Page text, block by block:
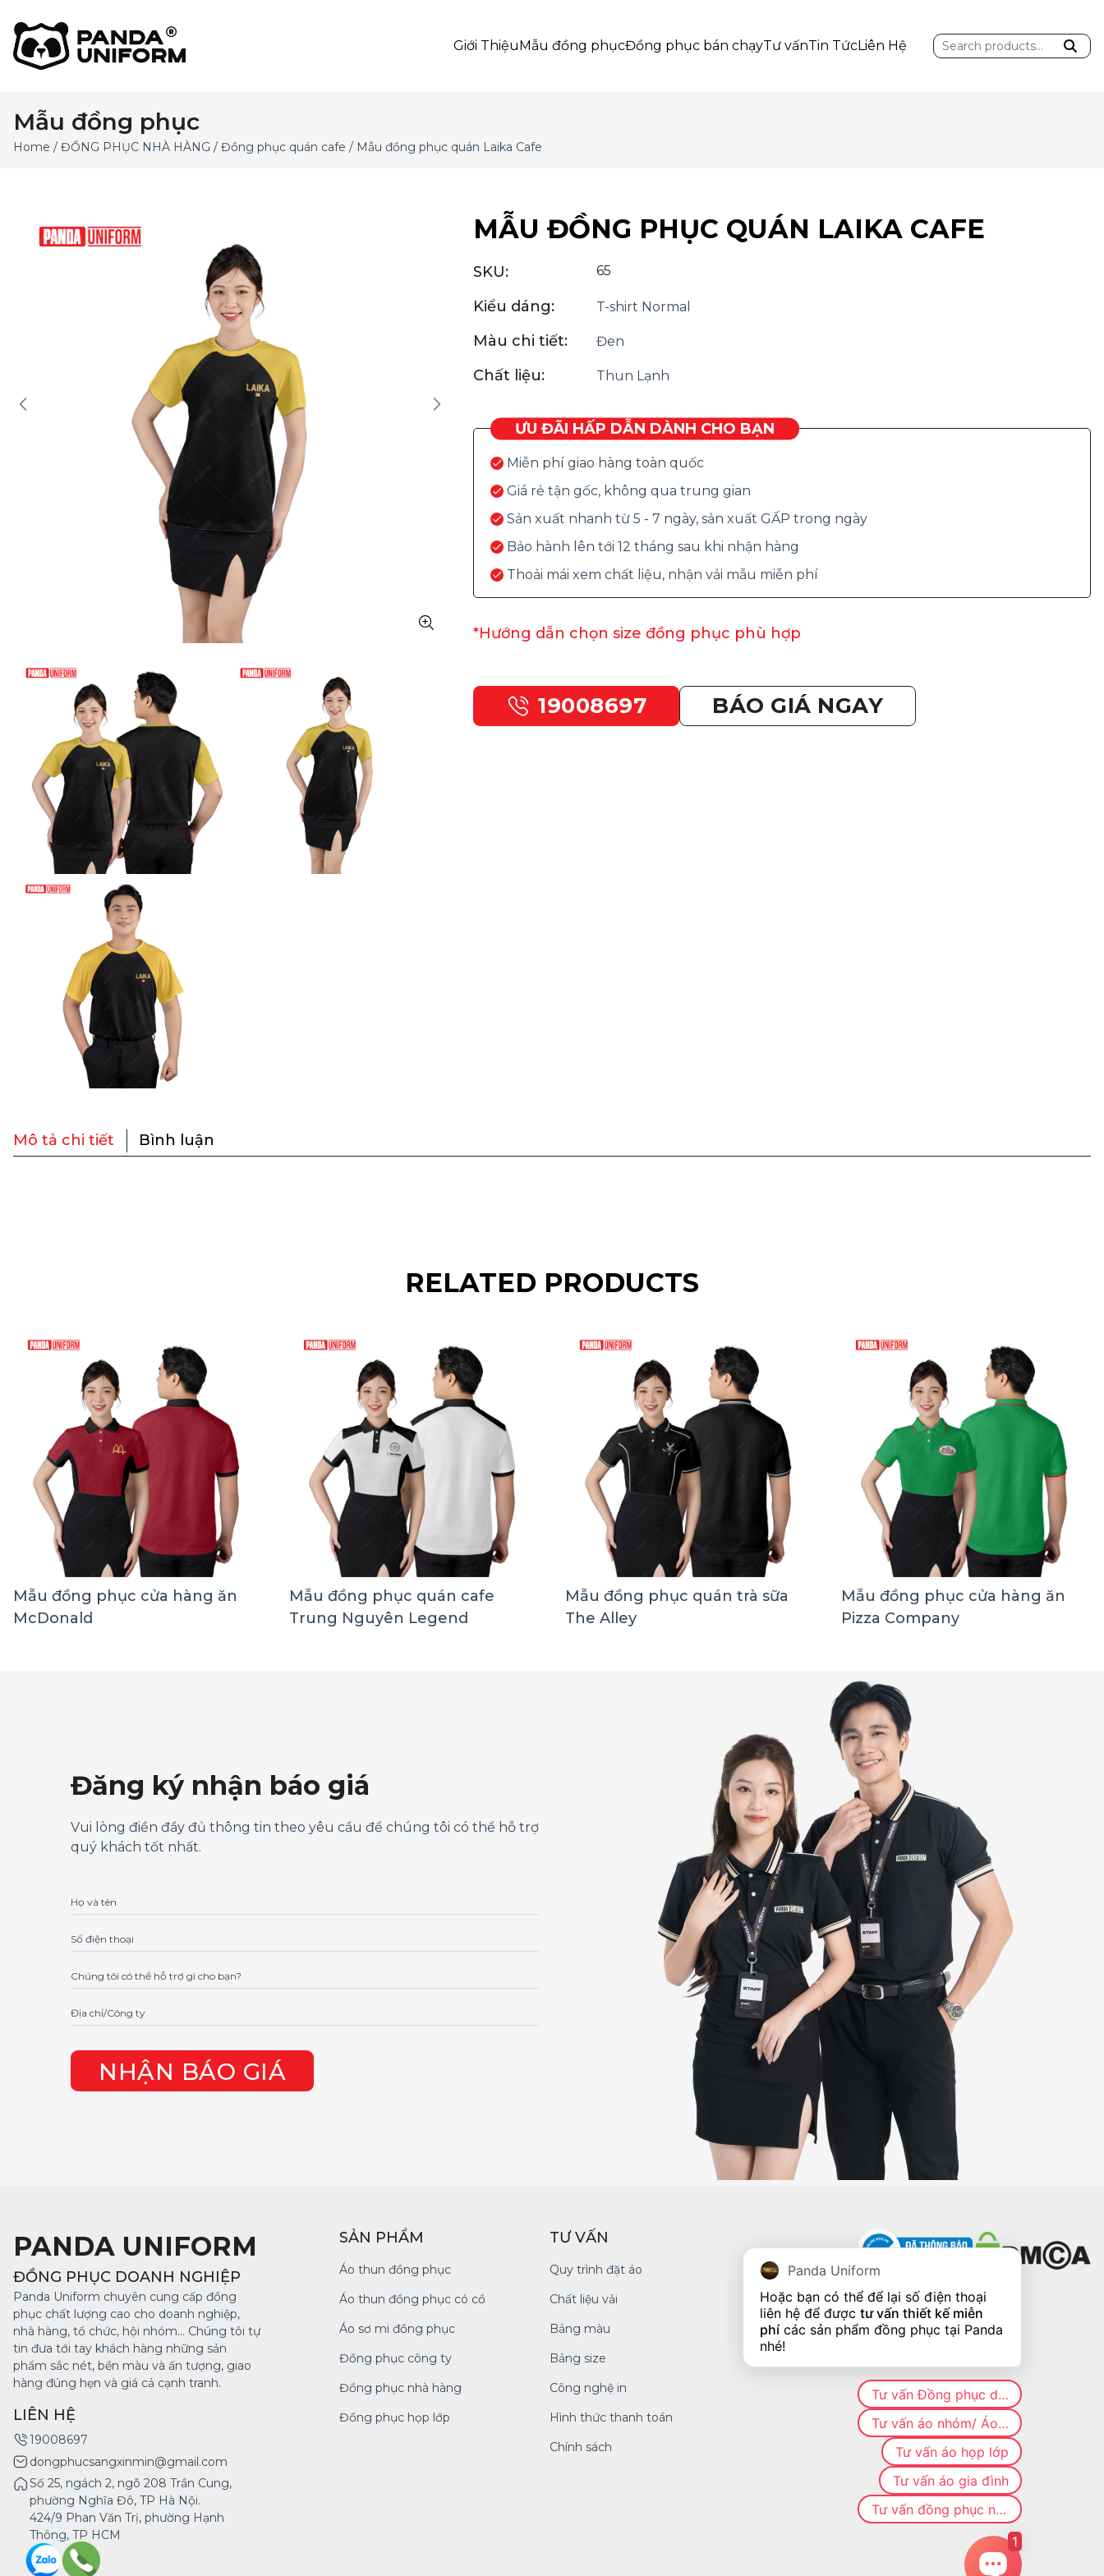
Giới ThiệuMẫu đồng phụcĐồng phục bán chạyTư vấnTin TứcLiên Hệ
Search
for:
Mẫu đồng phục
Home / ĐỒNG PHỤC NHÀ HÀNG / Đồng phục quán cafe / Mẫu đồng phục quán Laika Cafe
MẪU ĐỒNG PHỤC QUÁN LAIKA CAFE
SKU: 65
Kiểu dáng: T-shirt Normal
Màu chi tiết: Đen
Chất liệu: Thun Lạnh
ƯU ĐÃI HẤP DẪN DÀNH CHO BẠN
Miễn phí giao hàng toàn quốc
Giá rẻ tận gốc, không qua trung gian
Sản xuất nhanh từ 5 - 7 ngày, sản xuất GẤP trong ngày
Bảo hành lên tới 12 tháng sau khi nhận hàng
Thoải mái xem chất liệu, nhận vải mẫu miễn phí
*Hướng dẫn chọn size đồng phục phù hợp
19008697 BÁO GIÁ NGAY
Mô tả chi tiết Bình luận
RELATED PRODUCTS
Mẫu đồng phục cửa hàng ăn
McDonald
Mẫu đồng phục quán cafe
Trung Nguyên Legend
Mẫu đồng phục quán trà sữa
The Alley
Mẫu đồng phục cửa hàng ăn
Pizza Company
Đăng ký nhận báo giá
Vui lòng điền đầy đủ thông tin theo yêu cầu để chúng tôi có thể hỗ trợ
quý khách tốt nhất.
Họ và tên
Số điện thoại
Chúng tôi có thể hỗ trợ gì cho bạn?
Địa chỉ/Công ty
PANDA UNIFORM
ĐỒNG PHỤC DOANH NGHIỆP
Panda Uniform chuyên cung cấp đồng
phục chất lượng cao cho doanh nghiệp,
nhà hàng, tổ chức, hội nhóm... Chúng tôi tự
tin đưa tới tay khách hàng những sản
phẩm sắc nét, bền màu và ấn tượng, giao
hàng đúng hẹn và giá cả cạnh tranh.
LIÊN HỆ
19008697
dongphucsangxinmin@gmail.com
Số 25, ngách 2, ngõ 208 Trần Cung,
phường Nghĩa Đô, TP Hà Nội.
424/9 Phan Văn Trị, phường Hạnh
Thông, TP HCM
SẢN PHẨM
Áo thun đồng phục
Áo thun đồng phục có cổ
Áo sơ mi đồng phục
Đồng phục công ty
Đồng phục nhà hàng
Đồng phục họp lớp
TƯ VẤN
Quy trình đặt áo
Chất liệu vải
Bảng màu
Bảng size
Công nghệ in
Hình thức thanh toán
Chính sách
Panda Uniform
Hoặc bạn có thể để lại số điện thoại
liên hệ để được tư vấn thiết kế miễn
phí các sản phẩm đồng phục tại Panda
nhé!
Tư vấn Đồng phục doanh nghiệp
Tư vấn áo nhóm/ Áo CLB
Tư vấn áo họp lớp
Tư vấn áo gia đình
Tư vấn đồng phục nhà hàng
1